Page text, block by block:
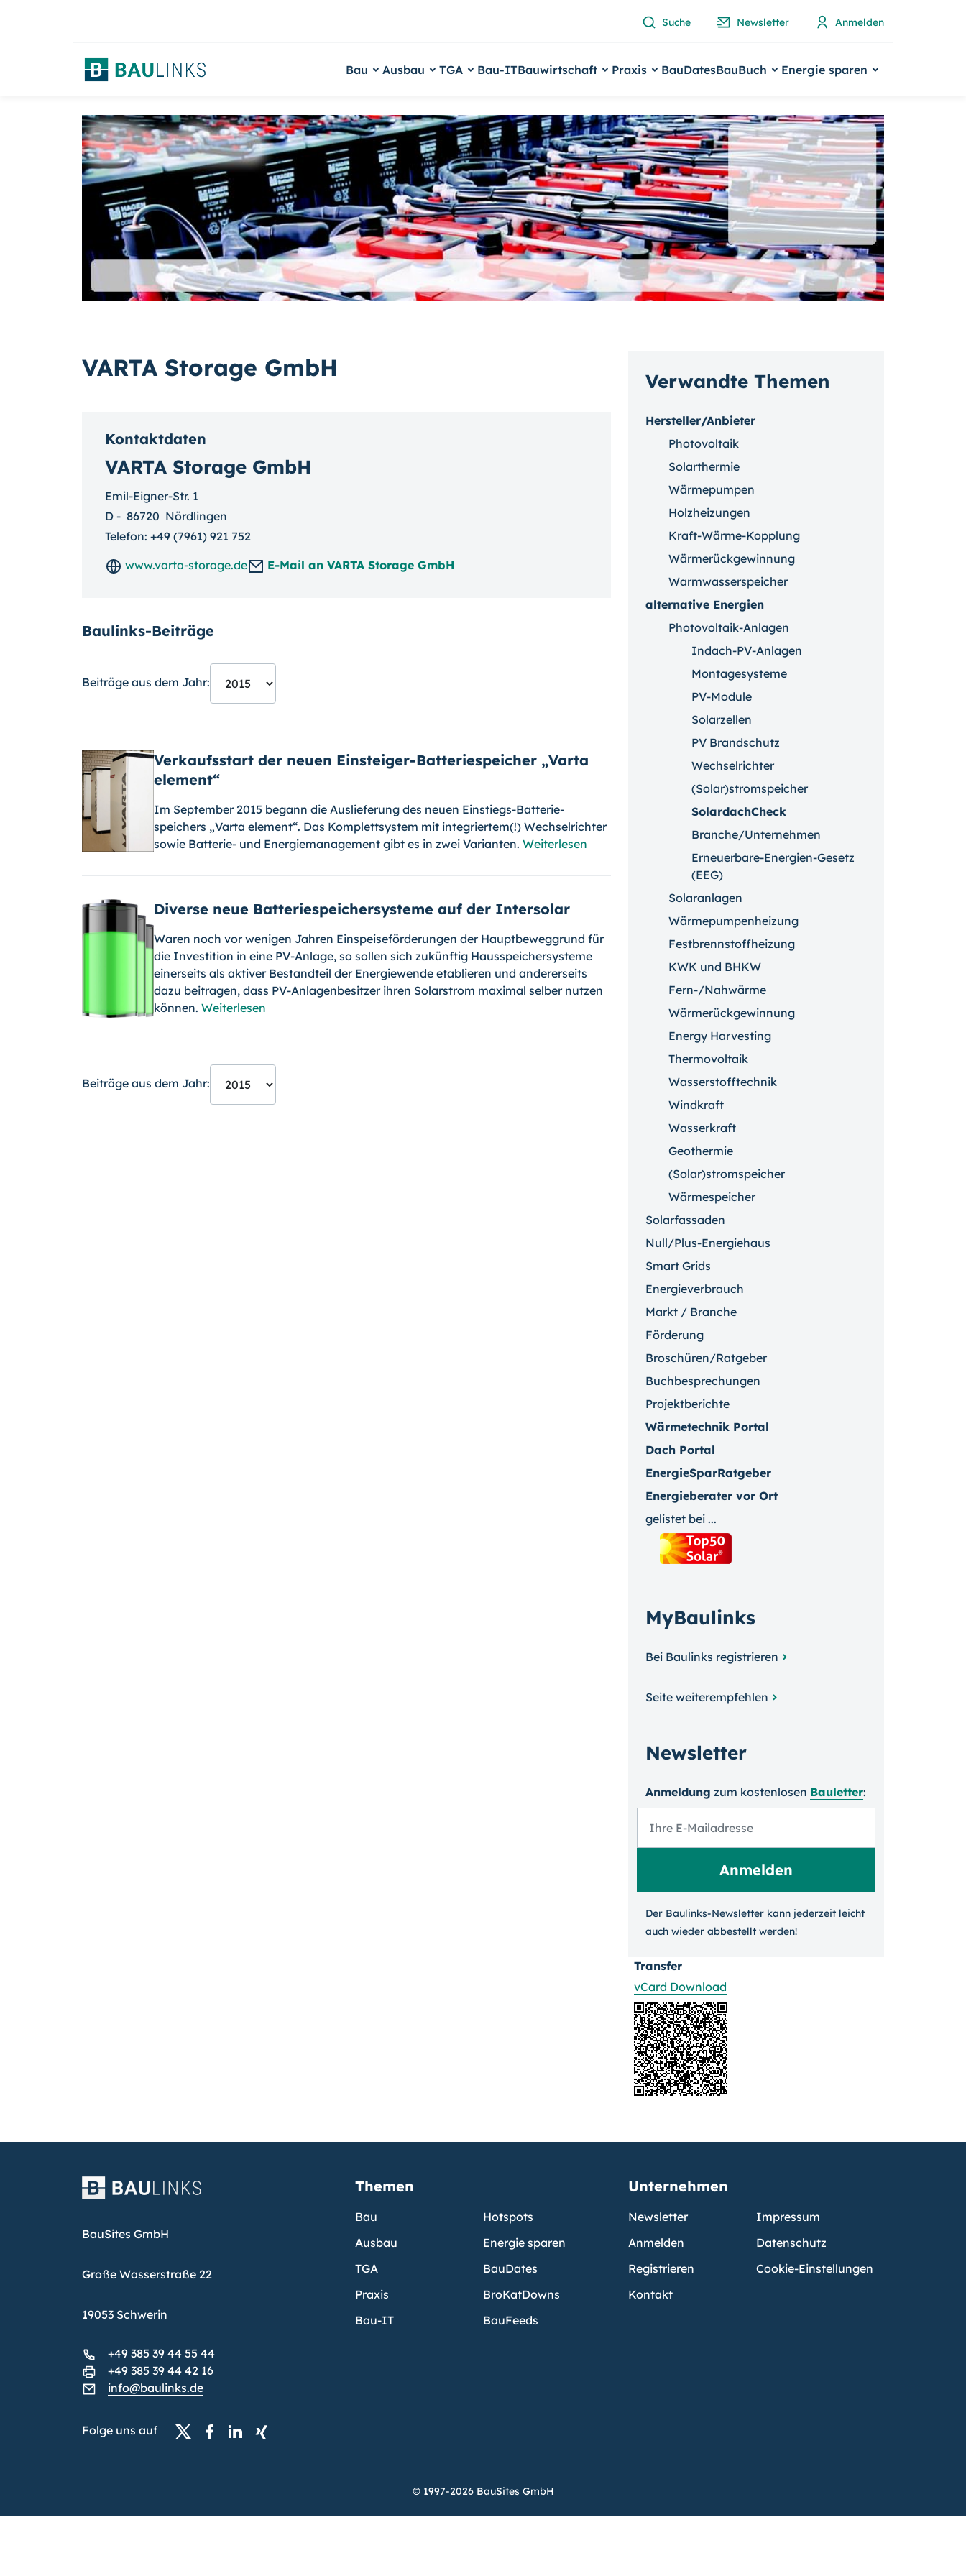
Suche Newsletter Anmelden
Bau Ausbau TGA Bau-ITBauwirtschaft Praxis BauDatesBauBuch Energie sparen
VARTA Storage GmbH
Kontaktdaten
VARTA Storage GmbH
Emil-Eigner-Str. 1
D - 86720 Nördlingen
Telefon: +49 (7961) 921 752
www.varta-storage.de
E-Mail an VARTA Storage GmbH
Baulinks-Beiträge
Beiträge aus dem Jahr:
Verkaufsstart der neuen Einsteiger-Batteriespeicher „Varta
element“
Im September 2015 begann die Auslieferung des neuen Einstiegs-Bat­te­rie­
speichers „Varta element“. Das Komplettsystem mit integriertem(!) Wech­selrichter
sowie Batterie- und Energiemanagement gibt es in zwei Varian­ten. Weiterlesen
Diverse neue Batteriespeichersysteme auf der Intersolar
Waren noch vor wenigen Jahren Einspeiseförderungen der Hauptbeweg­grund für
die Investition in eine PV-Anlage, so sollen sich zukünftig Haus­speichersysteme
einerseits als aktiver Bestandteil der Energie­wen­de eta­blieren und andererseits
dazu beitragen, dass PV-Anlagen­be­sitzer ihren Solarstrom maximal selber nutzen
können. Weiterlesen
Beiträge aus dem Jahr:
Verwandte Themen
Hersteller/Anbieter
Photovoltaik
Solarthermie
Wärmepumpen
Holzheizungen
Kraft-Wärme-Kopplung
Wärmerückgewinnung
Warmwasserspeicher
alternative Energien
Photovoltaik-Anlagen
Indach-PV-Anlagen
Montagesysteme
PV-Module
Solarzellen
PV Brandschutz
Wechselrichter
(Solar)stromspeicher
SolardachCheck
Branche/Unternehmen
Erneuerbare-Energien-Gesetz
(EEG)
Solaranlagen
Wärmepumpenheizung
Festbrennstoffheizung
KWK und BHKW
Fern-/Nahwärme
Wärmerückgewinnung
Energy Harvesting
Thermovoltaik
Wasserstofftechnik
Windkraft
Wasserkraft
Geothermie
(Solar)stromspeicher
Wärmespeicher
Solarfassaden
Null/Plus-Energiehaus
Smart Grids
Energieverbrauch
Markt / Branche
Förderung
Broschüren/Ratgeber
Buchbesprechungen
Projektberichte
Wärmetechnik Portal
Dach Portal
EnergieSparRatgeber
Energieberater vor Ort
gelistet bei ...
MyBaulinks
Bei Baulinks registrieren
Seite weiterempfehlen
Newsletter
Anmeldung zum kosten­losen Bauletter:
Der Baulinks-Newsletter kann jeder­zeit leicht
auch wieder ab­bestellt werden!
Transfer
vCard Download
BauSites GmbH
Große Wasserstraße 22
19053 Schwerin
+49 385 39 44 55 44
+49 385 39 44 42 16
info@baulinks.de
Folge uns auf
Themen
Bau
Ausbau
TGA
Praxis
Bau-IT
Hotspots
Energie sparen
BauDates
BroKatDowns
BauFeeds
Unternehmen
Newsletter
Anmelden
Registrieren
Kontakt
Impressum
Datenschutz
Cookie-Einstellungen
© 1997-2026 BauSites GmbH